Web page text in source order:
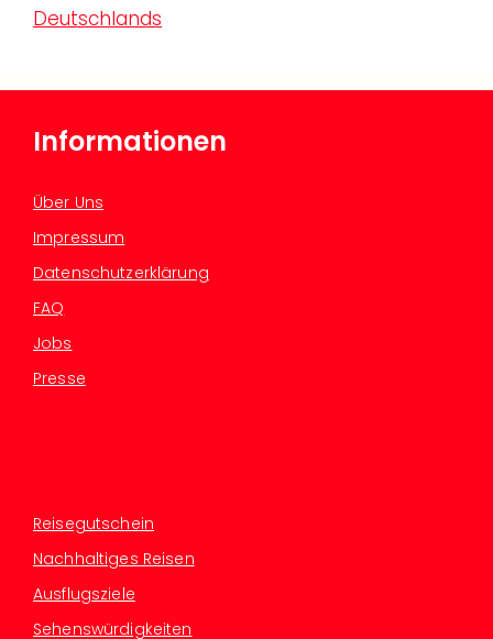
Deutschlands
Informationen
Über Uns
Impressum
Datenschutzerklärung
FAQ
Jobs
Presse
Reisegutschein
Nachhaltiges Reisen
Ausflugsziele
Sehenswürdigkeiten